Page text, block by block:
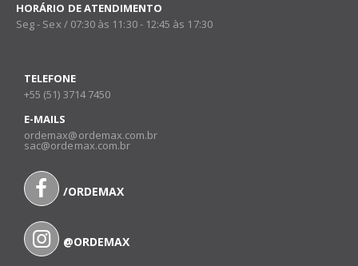
HORÁRIO DE ATENDIMENTO
Seg - Sex / 07:30 às 11:30 - 12:45 às 17:30
TELEFONE
+55 (51) 3714 7450
E-MAILS
ordemax@ordemax.com.br
sac@ordemax.com.br
/ORDEMAX
@ORDEMAX